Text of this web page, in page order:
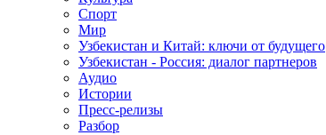
Спорт
Мир
Узбекистан и Китай: ключи от будущего
Узбекистан - Россия: диалог партнеров
Аудио
Истории
Пресс-релизы
Разбор